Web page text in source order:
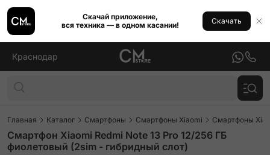
Скачай приложение,
вся техника — в одном касании!
Скачать
Краснодар
Главная Каталог Смартфоны Смартфоны Xiaomi Смартфоны
Смартфон Xiaomi Redmi Note 13 Pro 12/256 ГБ
фиолетовый (2sim - гибридный слот)